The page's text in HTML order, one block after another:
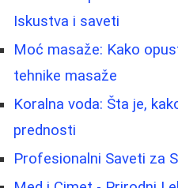
Iskustva i saveti
Moć masaže: Kako
tehnike masaže
Koralna voda: Šta je,
prednosti
Profesionalni Saveti za